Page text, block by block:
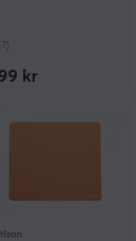
är att
rengöringsmedel.
att musmattan blir
använder den igen.
smutsig så snabbt,
tvätta den.
kr